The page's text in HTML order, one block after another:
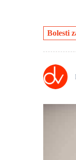
Bolesti